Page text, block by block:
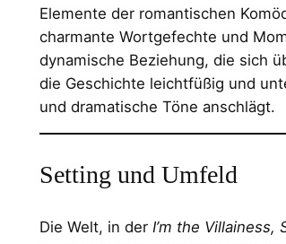
Elemente der romantischen
charmante Wortgefechte und
dynamische Beziehung, die sich
die Geschichte leichtfüßig und
und dramatische Töne anschlägt.
Setting und Umfeld
Die Welt, in der I’m the Villainess,